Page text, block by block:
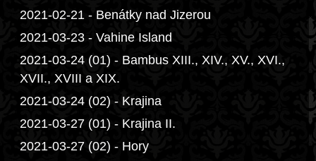
2021-02-21 - Benátky nad Jizerou
2021-03-23 - Vahine Island
2021-03-24 (01) - Bambus XIII., XIV., XV., XVI.,
XVII., XVIII a XIX.
2021-03-24 (02) - Krajina
2021-03-27 (01) - Krajina II.
2021-03-27 (02) - Hory